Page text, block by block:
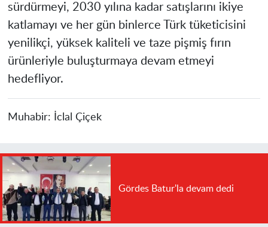
sürdürmeyi, 2030 yılına kadar satışlarını ikiye
katlamayı ve her gün binlerce Türk tüketicisini
yenilikçi, yüksek kaliteli ve taze pişmiş fırın
ürünleriyle buluşturmaya devam etmeyi
hedefliyor.
Muhabir: İclal Çiçek
Gördes Batur'la devam dedi